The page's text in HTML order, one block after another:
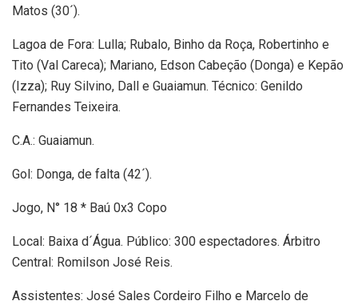
Matos (30´).
Lagoa de Fora: Lulla; Rubalo, Binho da Roça, Robertinho e
Tito (Val Careca); Mariano, Edson Cabeção (Donga) e Kepão
(Izza); Ruy Silvino, Dall e Guaiamun. Técnico: Genildo
Fernandes Teixeira.
C.A.: Guaiamun.
Gol: Donga, de falta (42´).
Jogo, N° 18 * Baú 0x3 Copo
Local: Baixa d´Água. Público: 300 espectadores. Árbitro
Central: Romilson José Reis.
Assistentes: José Sales Cordeiro Filho e Marcelo de